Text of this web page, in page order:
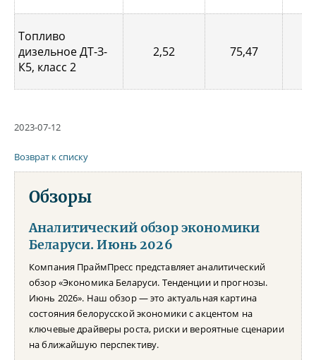
Топливо
дизельное ДТ-З-
К5, класс 2
2,52 75,47
2023-07-12
Возврат к списку
Обзоры
Аналитический обзор экономики
Беларуси. Июнь 2026
Компания ПраймПресс представляет аналитический
обзор «Экономика Беларуси. Тенденции и прогнозы.
Июнь 2026». Наш обзор — это актуальная картина
состояния белорусской экономики с акцентом на
ключевые драйверы роста, риски и вероятные сценарии
на ближайшую перспективу.